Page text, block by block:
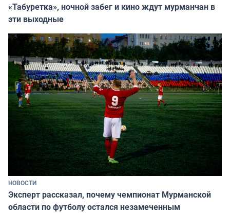
«Табуретка», ночной забег и кино ждут мурманчан в
эти выходные
НОВОСТИ
Эксперт рассказал, почему чемпионат Мурманской
области по футболу остался незамеченным